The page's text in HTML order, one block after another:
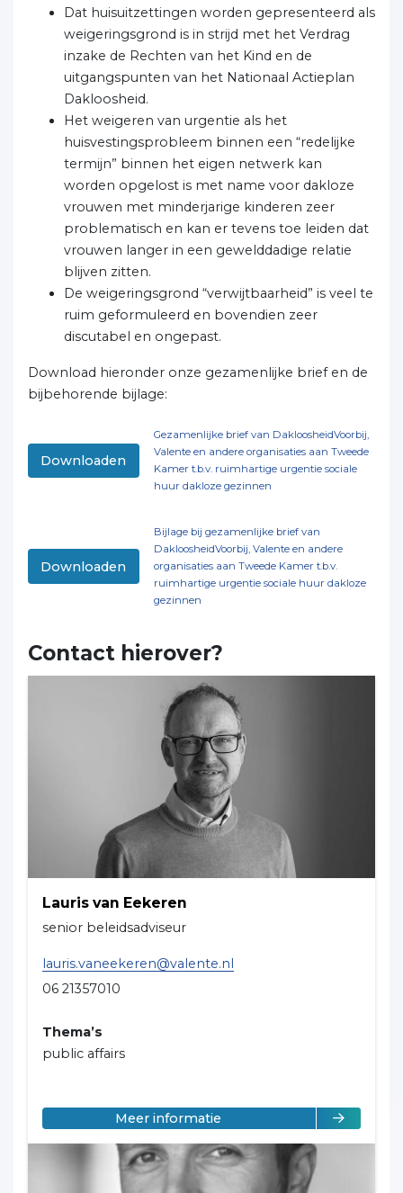
Dat huisuitzettingen worden gepresenteerd als
weigeringsgrond is in strijd met het Verdrag
inzake de Rechten van het Kind en de
uitgangspunten van het Nationaal Actieplan
Dakloosheid.
Het weigeren van urgentie als het
huisvestingsprobleem binnen een “redelijke
termijn” binnen het eigen netwerk kan
worden opgelost is met name voor dakloze
vrouwen met minderjarige kinderen zeer
problematisch en kan er tevens toe leiden dat
vrouwen langer in een gewelddadige relatie
blijven zitten.
De weigeringsgrond “verwijtbaarheid” is veel te
ruim geformuleerd en bovendien zeer
discutabel en ongepast.
Download hieronder onze gezamenlijke brief en de
bijbehorende bijlage:
Gezamenlijke brief van DakloosheidVoorbij,
Valente en andere organisaties aan Tweede
Kamer t.b.v. ruimhartige urgentie sociale
huur dakloze gezinnen
Downloaden
Bijlage bij gezamenlijke brief van
DakloosheidVoorbij, Valente en andere
organisaties aan Tweede Kamer t.b.v.
ruimhartige urgentie sociale huur dakloze
gezinnen
Downloaden
Contact hierover?
Lauris van Eekeren
senior beleidsadviseur
lauris.vaneekeren@valente.nl
06 21357010
Thema’s
public affairs
Meer informatieover Lauris van Eekeren